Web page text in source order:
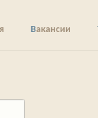
Вакансии